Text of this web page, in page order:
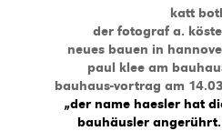
katt
der fotograf a.
neues bauen in
paul klee am
bauhaus-vortrag am
„der name haesler hat
bauhäusler